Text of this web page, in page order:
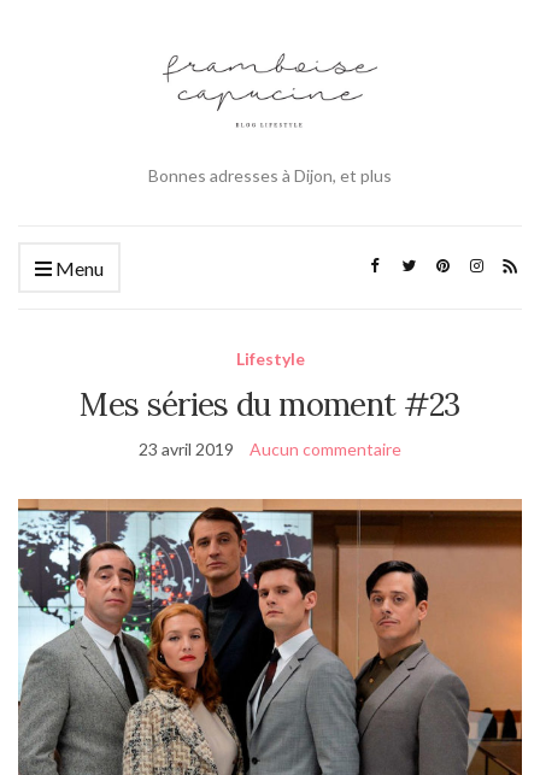
Bonnes adresses à Dijon, et plus
Menu
Lifestyle
Mes séries du moment #23
23 avril 2019 Aucun commentaire